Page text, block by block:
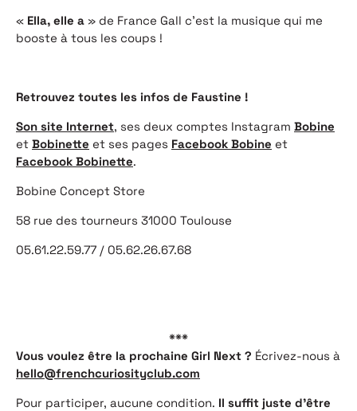
« Ella, elle a » de France Gall c’est la musique qui me
booste à tous les coups !
Retrouvez toutes les infos de Faustine !
Son site Internet, ses deux comptes Instagram Bobine
et Bobinette et ses pages Facebook Bobine et
Facebook Bobinette.
Bobine Concept Store
58 rue des tourneurs 31000 Toulouse
05.61.22.59.77 / 05.62.26.67.68
***
Vous voulez être la prochaine Girl Next ? Écrivez-nous à
hello@frenchcuriosityclub.com
Pour participer, aucune condition. Il suffit juste d’être